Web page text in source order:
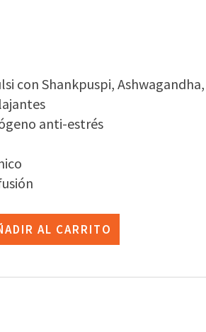
con Shankpuspi,
anti-estrés
AL CARRITO